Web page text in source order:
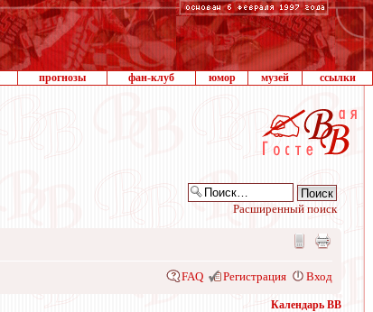
прогнозы фан-клуб юмор музей ссылки
Расширенный поиск
FAQ Регистрация Вход
Календарь ВВ